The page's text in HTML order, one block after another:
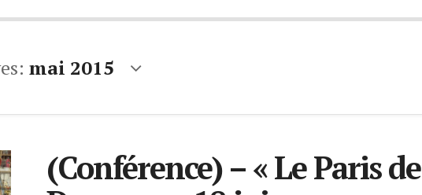
mai 2015
(Conférence) – « Le Paris de